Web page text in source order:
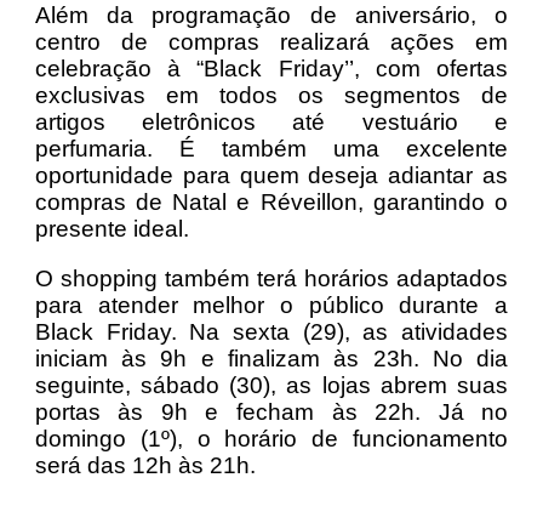
Além da programação de aniversário, o
centro de compras realizará ações em
celebração à “Black Friday’’, com ofertas
exclusivas em todos os segmentos de
artigos eletrônicos até vestuário e
perfumaria. É também uma excelente
oportunidade para quem deseja adiantar as
compras de Natal e Réveillon, garantindo o
presente ideal.
O shopping também terá horários adaptados
para atender melhor o público durante a
Black Friday. Na sexta (29), as atividades
iniciam às 9h e finalizam às 23h. No dia
seguinte, sábado (30), as lojas abrem suas
portas às 9h e fecham às 22h. Já no
domingo (1º), o horário de funcionamento
será das 12h às 21h.